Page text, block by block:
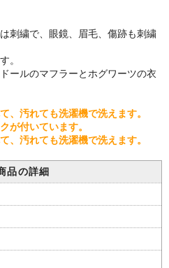
刺繍で、眼鏡、眉毛、傷跡も刺繍
。
ールのマフラーとホグワーツの衣
、汚れても洗濯機で洗えます。
が付いています。
、汚れても洗濯機で洗えます。
品の詳細